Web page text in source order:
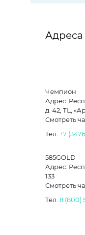
Чемпион
Адрес:
д. 42, ТЦ
Смотреть
Тел. +7
585GOLD
Адрес:
133
Смотреть
Тел. 8 (800)